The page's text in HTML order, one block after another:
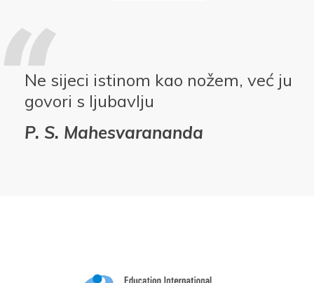
Ne sijeci istinom kao nožem, već ju
govori s ljubavlju
P. S. Mahesvarananda